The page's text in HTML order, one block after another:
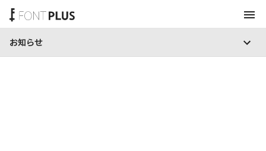
ホーム
お知らせ